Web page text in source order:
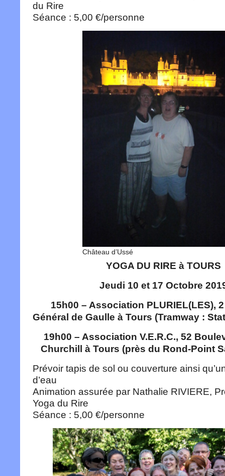
du Rire
Séance : 5,00 €/personne
Château d’Ussé
YOGA DU RIRE à TOURS
Jeudi 10 et 17 Octobre
15h00 – Association PLURIEL(LES),
Général de Gaulle à Tours (Tramway :
19h00 – Association V.E.R.C., 52
Churchill à Tours (près du Rond-Point
Prévoir tapis de sol ou couverture ainsi
d’eau
Animation assurée par Nathalie RIVIERE,
Yoga du Rire
Séance : 5,00 €/personne